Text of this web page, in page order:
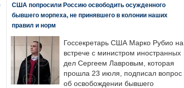
США попросили Россию освободить осужденного
бывшего морпеха, не принявшего в колонии наших
правил и норм
Госсекретарь США Марко Рубио на
встрече с министром иностранных
дел Сергеем Лавровым, которая
прошла 23 июля, подписал вопрос
об освобождении бывшего